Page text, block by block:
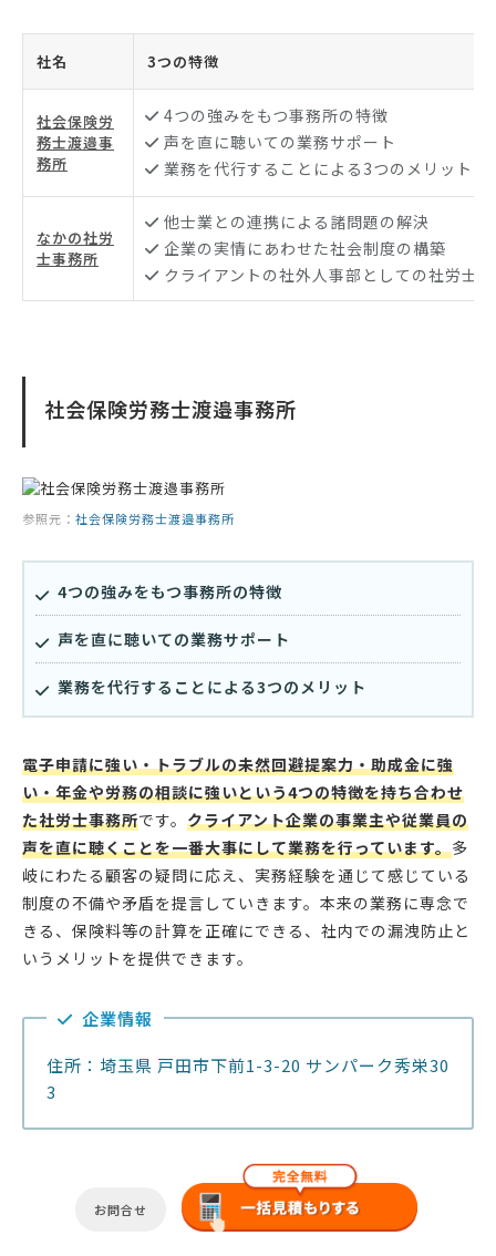
社名 3つの特徴
社会保険労
務士渡邉事
務所
4つの強みをもつ事務所の特徴
声を直に聴いての業務サポート
業務を代行することによる3つのメリット
なかの社労
士事務所
他士業との連携による諸問題の解決
企業の実情にあわせた社会制度の構築
クライアントの社外人事部としての社労士
社会保険労務士渡邉事務所
参照元： 社会保険労務士渡邉事務所
4つの強みをもつ事務所の特徴
声を直に聴いての業務サポート
業務を代行することによる3つのメリット
電子申請に強い・トラブルの未然回避提案力・助成金に強
い・年金や労務の相談に強いという4つの特徴を持ち合わせ
た社労士事務所です。 クライアント企業の事業主や従業員の
声を直に聴くことを一番大事にして業務を行っています。多
岐にわたる顧客の疑問に応え、実務経験を通じて感じている
制度の不備や矛盾を提言していきます。本来の業務に専念で
きる、保険料等の計算を正確にできる、社内での漏洩防止と
いうメリットを提供できます。
企業情報
住所：埼玉県 戸田市下前1-3-20 サンパーク秀栄30
3
お問合せ